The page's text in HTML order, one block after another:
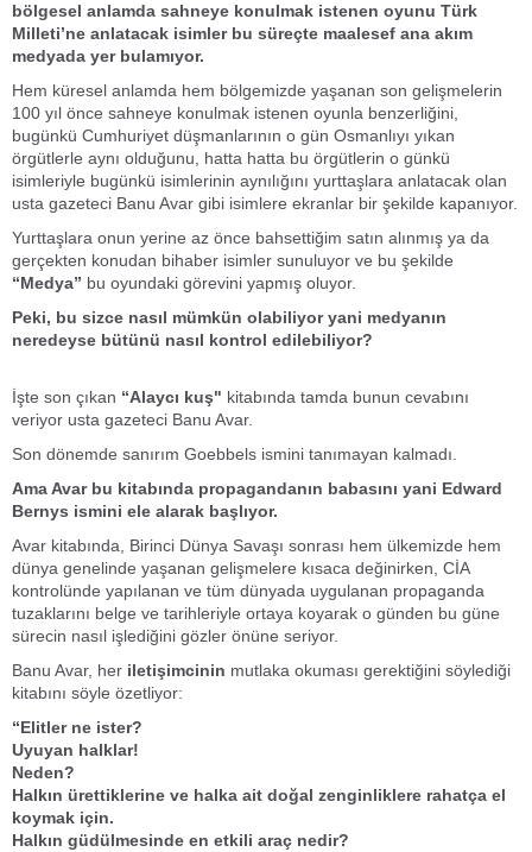
bölgesel anlamda sahneye konulmak istenen oyunu Türk
Milleti’ne anlatacak isimler bu süreçte maalesef ana akım
medyada yer bulamıyor.
Hem küresel anlamda hem bölgemizde yaşanan son gelişmelerin
100 yıl önce sahneye konulmak istenen oyunla benzerliğini,
bugünkü Cumhuriyet düşmanlarının o gün Osmanlıyı yıkan
örgütlerle aynı olduğunu, hatta hatta bu örgütlerin o günkü
isimleriyle bugünkü isimlerinin aynılığını yurttaşlara anlatacak olan
usta gazeteci Banu Avar gibi isimlere ekranlar bir şekilde kapanıyor.
Yurttaşlara onun yerine az önce bahsettiğim satın alınmış ya da
gerçekten konudan bihaber isimler sunuluyor ve bu şekilde
“Medya” bu oyundaki görevini yapmış oluyor.
Peki, bu sizce nasıl mümkün olabiliyor yani medyanın
neredeyse bütünü nasıl kontrol edilebiliyor?
İşte son çıkan “Alaycı kuş" kitabında tamda bunun cevabını
veriyor usta gazeteci Banu Avar.
Son dönemde sanırım Goebbels ismini tanımayan kalmadı.
Ama Avar bu kitabında propagandanın babasını yani Edward
Bernys ismini ele alarak başlıyor.
Avar kitabında, Birinci Dünya Savaşı sonrası hem ülkemizde hem
dünya genelinde yaşanan gelişmelere kısaca değinirken, CİA
kontrolünde yapılanan ve tüm dünyada uygulanan propaganda
tuzaklarını belge ve tarihleriyle ortaya koyarak o günden bu güne
sürecin nasıl işlediğini gözler önüne seriyor.
Banu Avar, her iletişimcinin mutlaka okuması gerektiğini söylediği
kitabını söyle özetliyor:
“Elitler ne ister?
Uyuyan halklar!
Neden?
Halkın ürettiklerine ve halka ait doğal zenginliklere rahatça el
koymak için.
Halkın güdülmesinde en etkili araç nedir?